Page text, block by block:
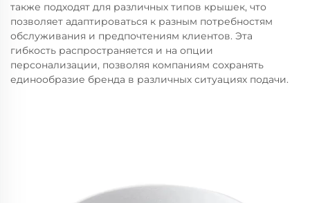
также подходят для различных типов крышек, что
позволяет адаптироваться к разным потребностям
обслуживания и предпочтениям клиентов. Эта
гибкость распространяется и на опции
персонализации, позволяя компаниям сохранять
единообразие бренда в различных ситуациях подачи.